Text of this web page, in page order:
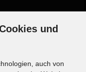
und
auch von